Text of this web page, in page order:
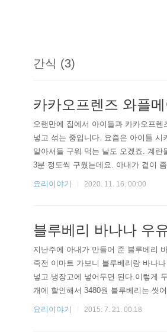
간식 (3)
카카오프렌즈 와플
오랜만에 집에서 아이들과 카카오프
넣고 섞는 중입니다. 요즘은 아이들
알아서들 구워 먹는 날도 오겠죠. 계
3분 정도씩 구웠는데요. 아내가 겉이
해지지는 않았지만 그래도 색이 좀 더
요리이야기 2020. 11. 16. 00:00
블루베리 바나나 우
지난주에 아내가 만들어 준 블루베리
죽전 이마트 가보니 블루베리랑 바나
넣고 냉장고에 넣어두면 된다.이렇게
개에 할인해서 3480원 블루베리는 씻
거 같음. 하지만 직접 실험 해 보지는
요리이야기 2015. 7. 21. 00:18